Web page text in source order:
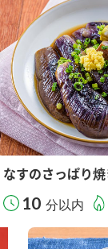
なすのさっぱり
10 分以内